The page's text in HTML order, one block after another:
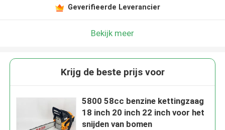
Geverifieerde Leverancier
Bekijk meer
Krijg de beste prijs voor
5800 58cc benzine kettingzaag
18 inch 20 inch 22 inch voor het
snijden van bomen